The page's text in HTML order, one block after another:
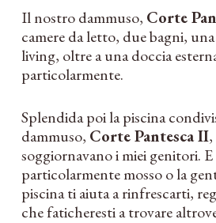
Il nostro dammuso, Corte
camere da letto, due bagni,
living, oltre a una doccia
particolarmente.
Splendida poi la piscina
dammuso, Corte Pantesca II
soggiornavano i miei genitori.
particolarmente mosso o la
piscina ti aiuta a rinfrescarti,
che faticheresti a trovare